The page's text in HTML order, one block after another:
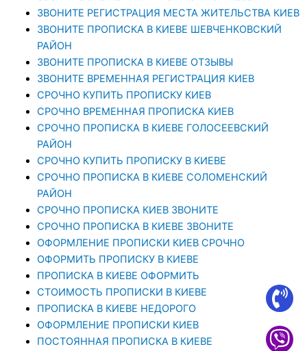
ЗВОНИТЕ РЕГИСТРАЦИЯ МЕСТА ЖИТЕЛЬСТВА КИЕВ
ЗВОНИТЕ ПРОПИСКА В КИЕВЕ ШЕВЧЕНКОВСКИЙ
РАЙОН
ЗВОНИТЕ ПРОПИСКА В КИЕВЕ ОТЗЫВЫ
ЗВОНИТЕ ВРЕМЕННАЯ РЕГИСТРАЦИЯ КИЕВ
СРОЧНО КУПИТЬ ПРОПИСКУ КИЕВ
СРОЧНО ВРЕМЕННАЯ ПРОПИСКА КИЕВ
СРОЧНО ПРОПИСКА В КИЕВЕ ГОЛОСЕЕВСКИЙ
РАЙОН
СРОЧНО КУПИТЬ ПРОПИСКУ В КИЕВЕ
CРОЧНО ПРОПИСКА В КИЕВЕ СОЛОМЕНСКИЙ
РАЙОН
СРОЧНО ПРОПИСКА КИЕВ ЗВОНИТЕ
СРОЧНО ПРОПИСКА В КИЕВЕ ЗВОНИТЕ
ОФОРМЛЕНИЕ ПРОПИСКИ КИЕВ СРОЧНО
ОФОРМИТЬ ПРОПИСКУ В КИЕВЕ
ПРОПИСКА В КИЕВЕ ОФОРМИТЬ
СТОИМОСТЬ ПРОПИСКИ В КИЕВЕ
ПРОПИСКА В КИЕВЕ НЕДОРОГО
ОФОРМЛЕНИЕ ПРОПИСКИ КИЕВ
ПОСТОЯННАЯ ПРОПИСКА В КИЕВЕ